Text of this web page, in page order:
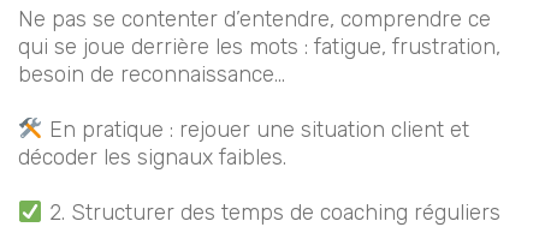
Ne pas se contenter d’entendre, comprendre ce
qui se joue derrière les mots : fatigue, frustration,
besoin de reconnaissance…
En pratique : rejouer une situation client et
décoder les signaux faibles.
2. Structurer des temps de coaching réguliers